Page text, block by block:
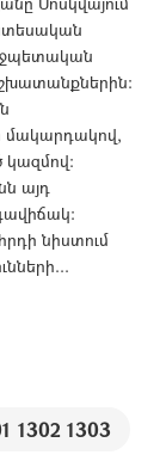
մակարդակով,
կազմով:
այդ
նիստում
1302 1303